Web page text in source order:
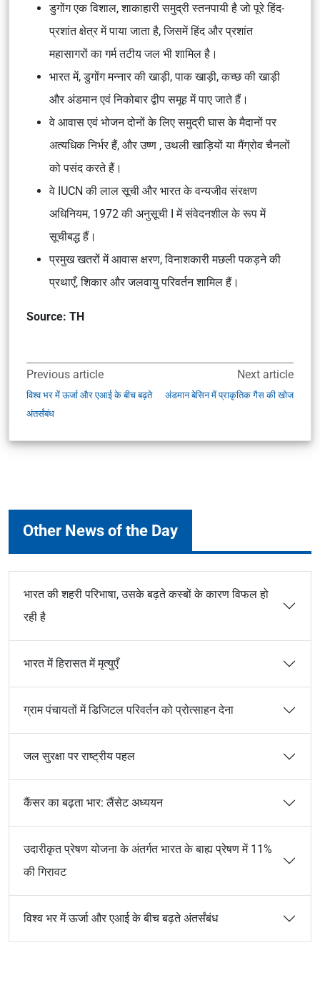
डुगोंग एक विशाल, शाकाहारी समुद्री स्तनपायी है जो पूरे हिंद-
प्रशांत क्षेत्र में पाया जाता है, जिसमें हिंद और प्रशांत
महासागरों का गर्म तटीय जल भी शामिल है।
भारत में, डुगोंग मन्नार की खाड़ी, पाक खाड़ी, कच्छ की खाड़ी
और अंडमान एवं निकोबार द्वीप समूह में पाए जाते हैं।
वे आवास एवं भोजन दोनों के लिए समुद्री घास के मैदानों पर
अत्यधिक निर्भर हैं, और उष्ण , उथली खाड़ियों या मैंग्रोव चैनलों
को पसंद करते हैं।
वे IUCN की लाल सूची और भारत के वन्यजीव संरक्षण
अधिनियम, 1972 की अनुसूची I में संवेदनशील के रूप में
सूचीबद्ध हैं।
प्रमुख खतरों में आवास क्षरण, विनाशकारी मछली पकड़ने की
प्रथाएँ, शिकार और जलवायु परिवर्तन शामिल हैं।
Source: TH
Previous article
विश्व भर में ऊर्जा और एआई के बीच बढ़ते
अंतर्संबंध
Next article
अंडमान बेसिन में प्राकृतिक गैस की खोज
Other News of the Day
भारत की शहरी परिभाषा, उसके बढ़ते कस्बों के कारण विफल हो
रही है
भारत में हिरासत में मृत्युएँ
ग्राम पंचायतों में डिजिटल परिवर्तन को प्रोत्साहन देना
जल सुरक्षा पर राष्ट्रीय पहल
कैंसर का बढ़ता भार: लैंसेट अध्ययन
उदारीकृत प्रेषण योजना के अंतर्गत भारत के बाह्य प्रेषण में 11%
की गिरावट
विश्व भर में ऊर्जा और एआई के बीच बढ़ते अंतर्संबंध